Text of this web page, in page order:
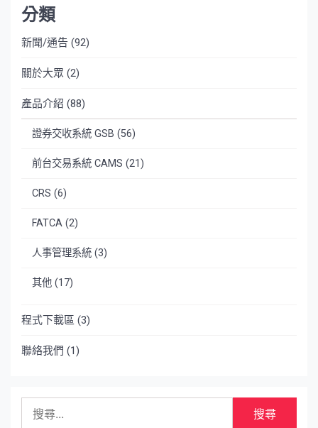
分類
新聞/通告 (92)
關於大眾 (2)
產品介紹 (88)
證券交收系統 GSB (56)
前台交易系統 CAMS (21)
CRS (6)
FATCA (2)
人事管理系統 (3)
其他 (17)
程式下載區 (3)
聯絡我們 (1)